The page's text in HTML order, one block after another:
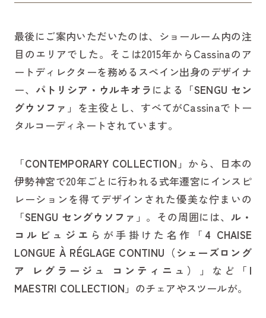
最後にご案内いただいたのは、ショールーム内の注
目のエリアでした。そこは2015年からCassinaのア
ートディレクターを務めるスペイン出身のデザイナ
ー、 パトリシア・ウルキオラ による「SENGU セン
グウソファ 」を主役とし、すべてがCassinaでトー
タルコーディネートされています。
「CONTEMPORARY COLLECTION 」から、日本の
伊勢神宮で20年ごとに行われる式年遷宮にインスピ
レーションを得てデザインされた優美な佇まいの
「SENGU セングウソファ 」。その周囲には、 ル・
コルビュジエ らが手掛けた名作「 4 CHAISE
LONGUE À RÉGLAGE CONTINU（シェーズロング
ア レグラージュ コンティニュ）
」など「 I
MAESTRI COLLECTION 」のチェアやスツールが。